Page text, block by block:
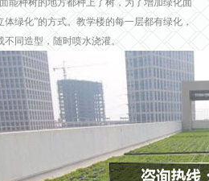
能种树的地方都种上了树，为了增加绿化面
绿化”的方式。教学楼的每一层都有绿化，
同造型，随时喷水浇灌。